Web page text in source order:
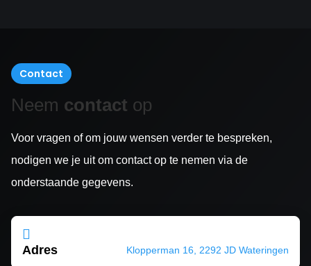
Contact
Neem contact op
Voor vragen of om jouw wensen verder te bespreken,
nodigen we je uit om contact op te nemen via de
onderstaande gegevens.

Adres Klopperman 16, 2292 JD Wateringen